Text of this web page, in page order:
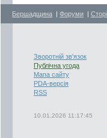
Бершадщина | Форуми |
Зворотній зв'язок
Публічна угода
Мапа сайту
PDA-версія
RSS
10.01.2026 11:17:45